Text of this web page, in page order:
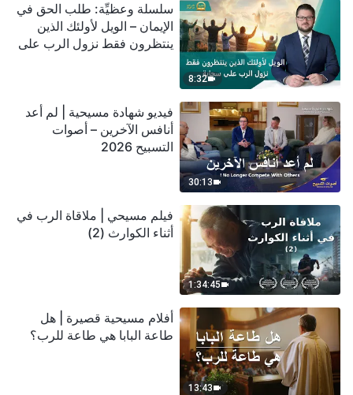
8:32
سلسلة وعظيِّة: طلب الحق في
الإيمان – الويل لأولئك الذين
ينتظرون فقط نزول الرب على
30:13
فيديو شهادة مسيحية | لم أعد
أنافس الآخرين – أصوات
التسبيح 2026
1:34:45
فيلم مسيحي | ملاقاة الرب في
أثناء الكوارث (2)
13:43
أفلام مسيحية قصيرة | هل
طاعة البابا هي طاعة للرب؟